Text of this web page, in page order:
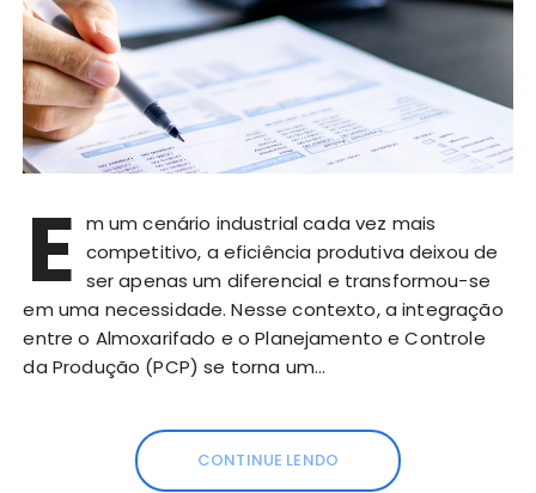
E m um cenário industrial cada vez mais
competitivo, a eficiência produtiva deixou de
ser apenas um diferencial e transformou-se
em uma necessidade. Nesse contexto, a integração
entre o Almoxarifado e o Planejamento e Controle
da Produção (PCP) se torna um…
CONTINUE LENDO